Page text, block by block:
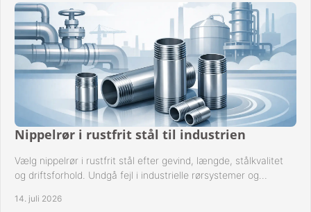
Nippelrør i rustfrit stål til industrien
Vælg nippelrør i rustfrit stål efter gevind, længde, stålkvalitet
og driftsforhold. Undgå fejl i industrielle rørsystemer og
14. juli 2026